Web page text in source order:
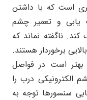
است که با داشتن
یابی و تعمیر چشم
ناگفته نماند که
برخوردار هستند.
بهتر است در فواصل
الکترونیکی درب را
سنسورها توجه به